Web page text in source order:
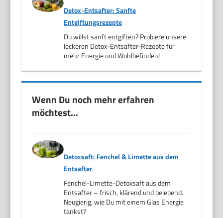
Detox-Entsafter: Sanfte
Entgiftungsrezepte
Du willst sanft entgiften? Probiere unsere
leckeren Detox-Entsafter-Rezepte für
mehr Energie und Wohlbefinden!
Wenn Du noch mehr erfahren
möchtest…
Detoxsaft: Fenchel & Limette aus dem
Entsafter
Fenchel-Limette-Detoxsaft aus dem
Entsafter – frisch, klärend und belebend.
Neugierig, wie Du mit einem Glas Energie
tankst?